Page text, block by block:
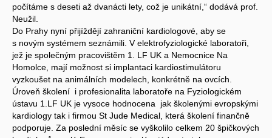
počítáme s deseti až dvanácti lety, což je unikátní,“ dodává prof.
Neužil.
Do Prahy nyní přijíždějí zahraniční kardiologové, aby se
s novým systémem seznámili. V elektrofyziologické laboratoři,
jež je společným pracovištěm 1. LF UK a Nemocnice Na
Homolce, mají možnost si implantaci kardiostimulátoru
vyzkoušet na animálních modelech, konkrétně na ovcích.
Úroveň školení i profesionalita laboratoře na Fyziologickém
ústavu 1.LF UK je vysoce hodnocena jak školenými evropskými
kardiology tak i firmou St Jude Medical, která školení finančně
podporuje. Za poslední měsíc se vyškolilo celkem 20 špičkových